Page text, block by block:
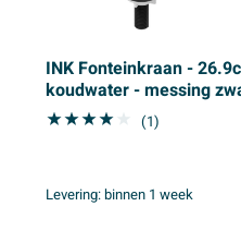
INK Fonteinkraan -
koudwater - messing
(1)
Levering:binnen 1 week